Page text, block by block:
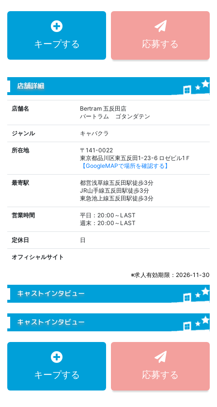
キープする 応募する
店舗詳細
店舗名
Bertram 五反田店
バートラム ゴタンダテン
ジャンル キャバクラ
所在地
〒141-0022
東京都品川区東五反田1-23-6 ロゼビル1Ｆ
【GoogleMAPで場所を確認する】
最寄駅
都営浅草線五反田駅徒歩3分
JR山手線五反田駅徒歩3分
東急池上線五反田駅徒歩3分
営業時間
平日：20:00～LAST
週末：20:00～LAST
定休日 日
オフィシャルサイト
※求人有効期限：2026-11-30
キャストインタビュー
キャストインタビュー
キープする 応募する